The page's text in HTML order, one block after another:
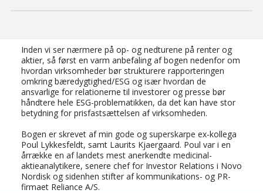
Inden vi ser nærmere på op- og nedturene på renter og
aktier, så først en varm anbefaling af bogen nedenfor om
hvordan virksomheder bør strukturere rapporteringen
omkring bæredygtighed/ESG og især hvordan de
ansvarlige for relationerne til investorer og presse bør
håndtere hele ESG-problematikken, da det kan have stor
betydning for prisfastsættelsen af virksomheden.
Bogen er skrevet af min gode og superskarpe ex-kollega
Poul Lykkesfeldt, samt Laurits Kjaergaard. Poul var i en
årrække en af landets mest anerkendte medicinal-
aktieanalytikere, senere chef for Investor Relations i Novo
Nordisk og sidenhen stifter af kommunikations- og PR-
firmaet Reliance A/S.